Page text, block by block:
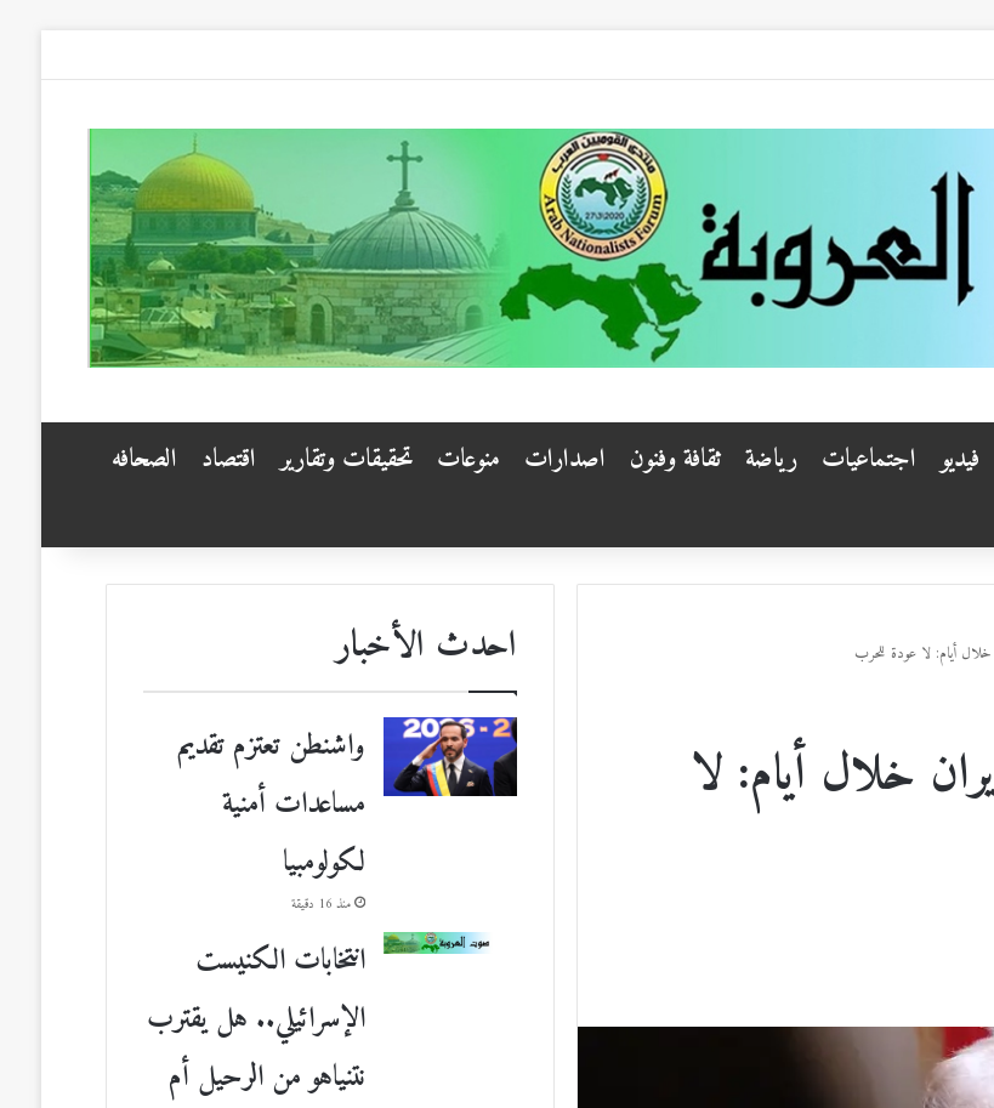
فيديو اجتماعيات رياضة ثقافة وفنون اصدارات منوعات تحقيقات وتقارير اقتصاد الصحافه
أيام: لا عودة للحرب
خلال أيام: لا
احدث الأخبار
واشنطن تعتزم تقديم
مساعدات أمنية
لكولومبيا
منذ 16 دقيقة
انتخابات الكنيست
الإسرائيلي.. هل يقترب
نتنياهو من الرحيل أم